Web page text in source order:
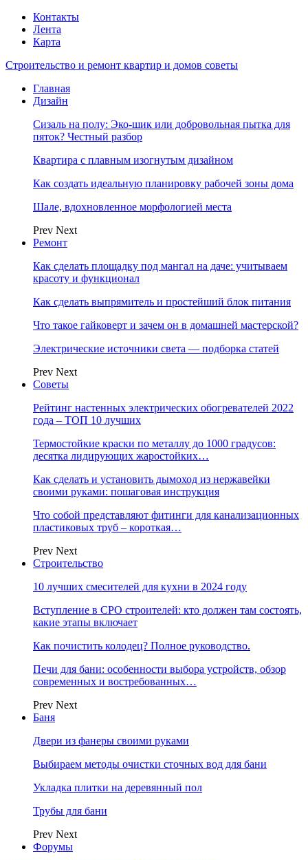
Контакты
Лента
Карта
Строительство и ремонт квартир и домов советы
Главная
Дизайн
Сизаль на полу: Эко-шик или добровольная пытка для
пяток? Честный разбор
Квартира с плавным изогнутым дизайном
Как создать идеальную планировку рабочей зоны дома
Шале, вдохновленное морфологией места
Prev Next
Ремонт
Как сделать площадку под мангал на даче: учитываем
красоту и функционал
Как сделать выпрямитель и простейший блок питания
Что такое гайковерт и зачем он в домашней мастерской?
Электрические источники света — подборка статей
Prev Next
Советы
Рейтинг настенных электрических обогревателей 2022
года – ТОП 10 лучших
Термостойкие краски по металлу до 1000 градусов:
десятка лидирующих жаростойких…
Как сделать и установить дымоход из нержавейки
своими руками: пошаговая инструкция
Что собой представляют фитинги для канализационных
пластиковых труб – короткая…
Prev Next
Строительство
10 лучших смесителей для кухни в 2024 году
Вступление в СРО строителей: кто должен там состоять,
какие этапы включает
Как почистить колодец? Полное руководство.
Печи для бани: особенности выбора устройств, обзор
современных и востребованных…
Prev Next
Баня
Двери из фанеры своими руками
Выбираем методы очистки сточных вод для бани
Укладка плитки на деревянный пол
Трубы для бани
Prev Next
Форумы